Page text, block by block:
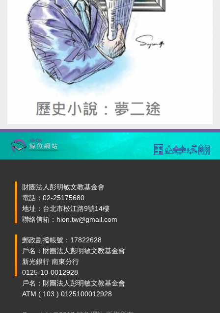
財團法人彭明敏文教基金會
電話：02-25175680
地址：台北市松江路9號14樓
聯絡信箱：hion.tw@gmail.com
郵政劃撥帳號：17822628
戶名：財團法人彭明敏文教基金會
新光銀行 南東分行
0125-10-0012928
戶名：財團法人彭明敏文教基金會
ATM ( 103 ) 0125100012928